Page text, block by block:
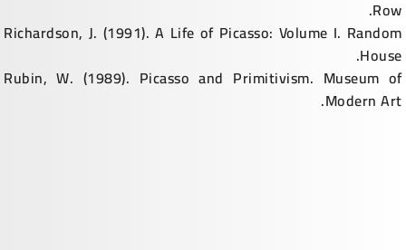
Row.
Richardson, J. (1991). A Life of Picasso: Volume I. Random
House.
Rubin, W. (1989). Picasso and Primitivism. Museum of
Modern Art.